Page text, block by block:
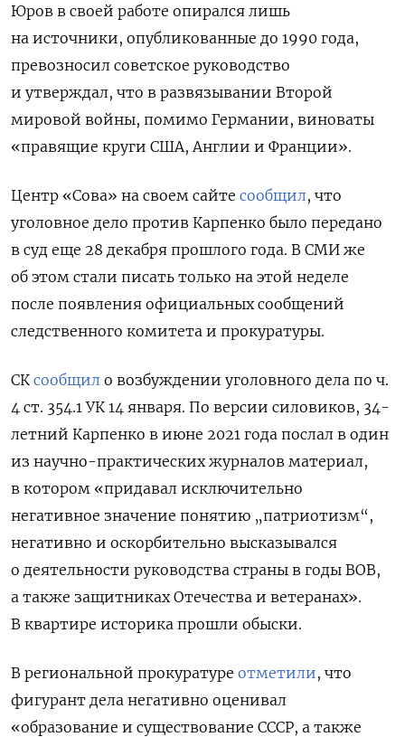
Юров в своей работе опирался лишь
на источники, опубликованные до 1990 года,
превозносил советское руководство
и утверждал, что в развязывании Второй
мировой войны, помимо Германии, виноваты
«правящие круги США, Англии и Франции».
Центр «Сова» на своем сайте сообщил, что
уголовное дело против Карпенко было передано
в суд еще 28 декабря прошлого года. В СМИ же
об этом стали писать только на этой неделе
после появления официальных сообщений
следственного комитета и прокуратуры.
СК сообщил о возбуждении уголовного дела по ч.
4 ст. 354.1 УК 14 января. По версии силовиков, 34-
летний Карпенко в июне 2021 года послал в один
из научно-практических журналов материал,
в котором «придавал исключительно
негативное значение понятию „патриотизм“,
негативно и оскорбительно высказывался
о деятельности руководства страны в годы ВОВ,
а также защитниках Отечества и ветеранах».
В квартире историка прошли обыски.
В региональной прокуратуре отметили, что
фигурант дела негативно оценивал
«образование и существование СССР, а также